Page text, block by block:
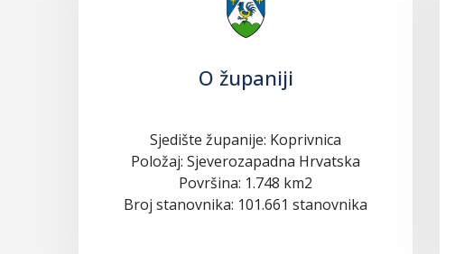
O županiji
Sjedište županije: Koprivnica
Položaj: Sjeverozapadna Hrvatska
Površina: 1.748 km2
Broj stanovnika: 101.661 stanovnika